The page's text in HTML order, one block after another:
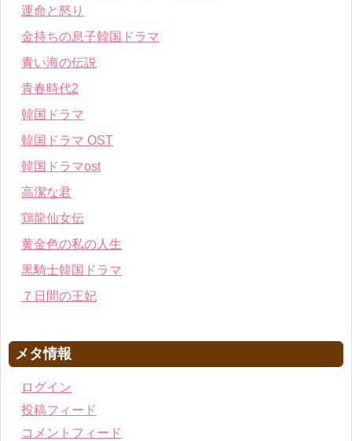
運命と怒り
金持ちの息子韓国ドラマ
青い海の伝説
青春時代2
韓国ドラマ
韓国ドラマ OST
韓国ドラマost
高潔な君
鶏龍仙女伝
黄金色の私の人生
黒騎士韓国ドラマ
７日間の王妃
メタ情報
ログイン
投稿フィード
コメントフィード